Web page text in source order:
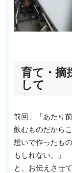
育て・摘
して
前回、「あたり
飲むものだから
想いで作ったも
もしれない。」
と、お伝えさせ